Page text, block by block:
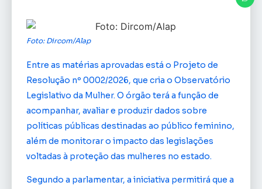
Foto: Dircom/Alap
Entre as matérias aprovadas está o Projeto de
Resolução nº 0002/2026, que cria o Observatório
Legislativo da Mulher. O órgão terá a função de
acompanhar, avaliar e produzir dados sobre
políticas públicas destinadas ao público feminino,
além de monitorar o impacto das legislações
voltadas à proteção das mulheres no estado.
Segundo a parlamentar, a iniciativa permitirá que a